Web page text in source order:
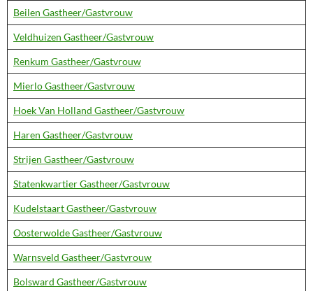
Beilen Gastheer/Gastvrouw
Veldhuizen Gastheer/Gastvrouw
Renkum Gastheer/Gastvrouw
Mierlo Gastheer/Gastvrouw
Hoek Van Holland Gastheer/Gastvrouw
Haren Gastheer/Gastvrouw
Strijen Gastheer/Gastvrouw
Statenkwartier Gastheer/Gastvrouw
Kudelstaart Gastheer/Gastvrouw
Oosterwolde Gastheer/Gastvrouw
Warnsveld Gastheer/Gastvrouw
Bolsward Gastheer/Gastvrouw